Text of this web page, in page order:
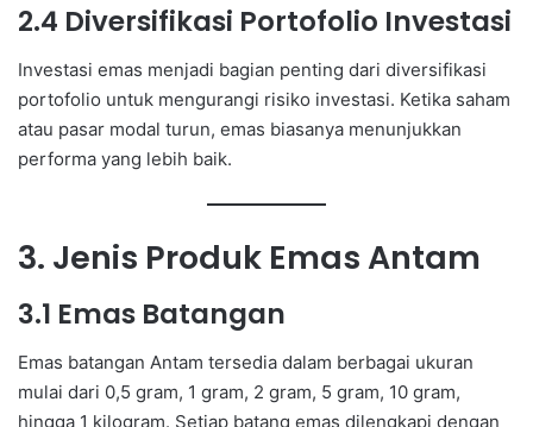
2.4 Diversifikasi Portofolio Investasi
Investasi emas menjadi bagian penting dari diversifikasi
portofolio untuk mengurangi risiko investasi. Ketika saham
atau pasar modal turun, emas biasanya menunjukkan
performa yang lebih baik.
3. Jenis Produk Emas Antam
3.1 Emas Batangan
Emas batangan Antam tersedia dalam berbagai ukuran
mulai dari 0,5 gram, 1 gram, 2 gram, 5 gram, 10 gram,
hingga 1 kilogram. Setiap batang emas dilengkapi dengan